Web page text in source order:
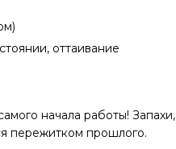
оттаивание
начала работы! Запахи,
пережитком прошлого.